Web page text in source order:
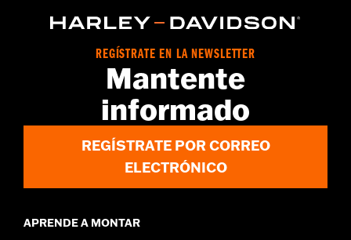
requieren la compra por separado del kit de tornillería N/P
54000383A. Los modelos '25 y posteriores FLTRXSTSE y '26 y
posteriores FLHXSTSE requieren la compra por separado del
Instrucciones de instalación
Desmontable
Se vende por unidades: Cada una
Acero
Soportes de acoplamiento, puntos de
acoplamiento y toda la tornillería de fijación requerida
REGÍSTRATE EN LA NEWSLETTER
Mantente
informado
REGÍSTRATE POR CORREO
ELECTRÓNICO
APRENDE A MONTAR